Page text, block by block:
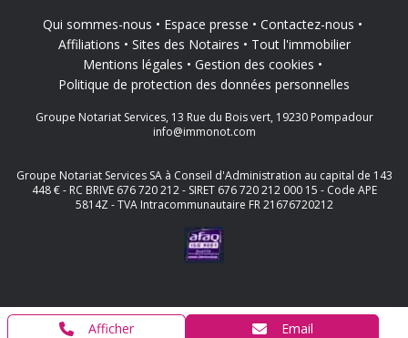
Afficher Email
Qui sommes-nous Espace presse
Contactez-nous
Affiliations
Sites des Notaires
Tout l'immobilier
Mentions légales
Gestion des cookies
Politique de protection des données personnelles
Groupe Notariat Services, 13 Rue du Bois vert, 19230 Pompadour
info@immonot.com
Groupe Notariat Services SA à Conseil d'Administration au capital de 143
448 € - RC BRIVE 676 720 212 - SIRET 676 720 212 000 15 - Code APE
5814Z - TVA Intracommunautaire FR 21676720212